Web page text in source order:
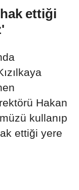
ettiği
Hakan
kullanıp
ettiği yere